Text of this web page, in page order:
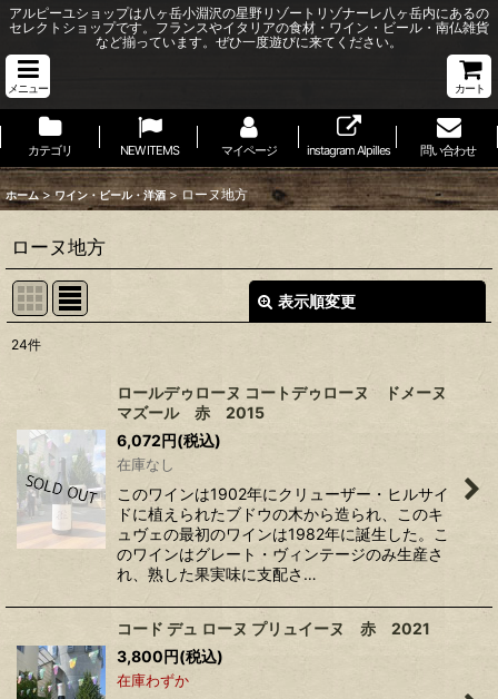
アルピーユショップは八ヶ岳小淵沢の星野リゾートリゾナーレ八ヶ岳内にあるの
セレクトショップです。フランスやイタリアの食材・ワイン・ビール・南仏雑貨
など揃っています。ぜひ一度遊びに来てください。
メニュー カート
カテゴリ NEW ITEMS マイページ instagram Alpilles 問い合わせ
ホーム > ワイン・ビール・洋酒 > ローヌ地方
ローヌ地方
表示順変更
並び順:
絞り込む
24件
ロールデゥローヌ コートデゥローヌ ドメーヌ
マズール 赤 2015
6,072円(税込)
在庫なし
このワインは1902年にクリューザー・ヒルサイ
ドに植えられたブドウの木から造られ、このキ
ュヴェの最初のワインは1982年に誕生した。こ
のワインはグレート・ヴィンテージのみ生産さ
れ、熟した果実味に支配さ…
コード デュ ローヌ プリュイーヌ 赤 2021
3,800円(税込)
在庫わずか